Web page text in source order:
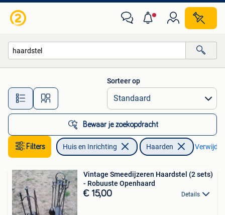
Alle afstanden…
Sorteer op
Bewaar je zoekopdracht
Filters Huis en Inrichting Haarden
Vintage Smeedijzeren Haardstel (2 sets)
- Robuuste Openhaard
€ 15,00 Details